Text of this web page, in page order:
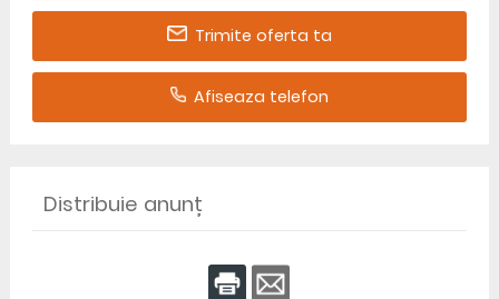
Trimite oferta ta
Afiseaza telefon
Distribuie anunț